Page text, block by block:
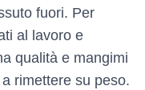
fuori. Per
al lavoro e
qualità e mangimi
rimettere su peso.